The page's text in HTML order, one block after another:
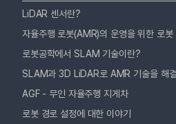
LiDAR 센서란?
자율주행 로봇(AMR)의 운영을 위한 로
로봇공학에서 SLAM 기술이란?
SLAM과 3D LiDAR로 AMR 기술을 해
AGF - 무인 자율주행 지게차
로봇 경로 설정에 대한 이야기